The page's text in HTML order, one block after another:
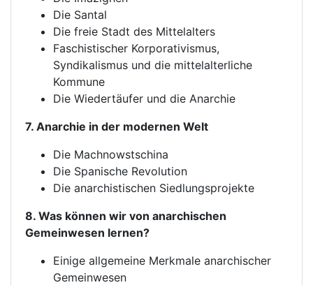
Die Santal
Die freie Stadt des Mittelalters
Faschistischer Korporativismus,
Syndikalismus und die mittelalterliche
Kommune
Die Wiedertäufer und die Anarchie
7. Anarchie in der modernen Welt
Die Machnowstschina
Die Spanische Revolution
Die anarchistischen Siedlungsprojekte
8. Was können wir von anarchischen
Gemeinwesen lernen?
Einige allgemeine Merkmale anarchischer
Gemeinwesen